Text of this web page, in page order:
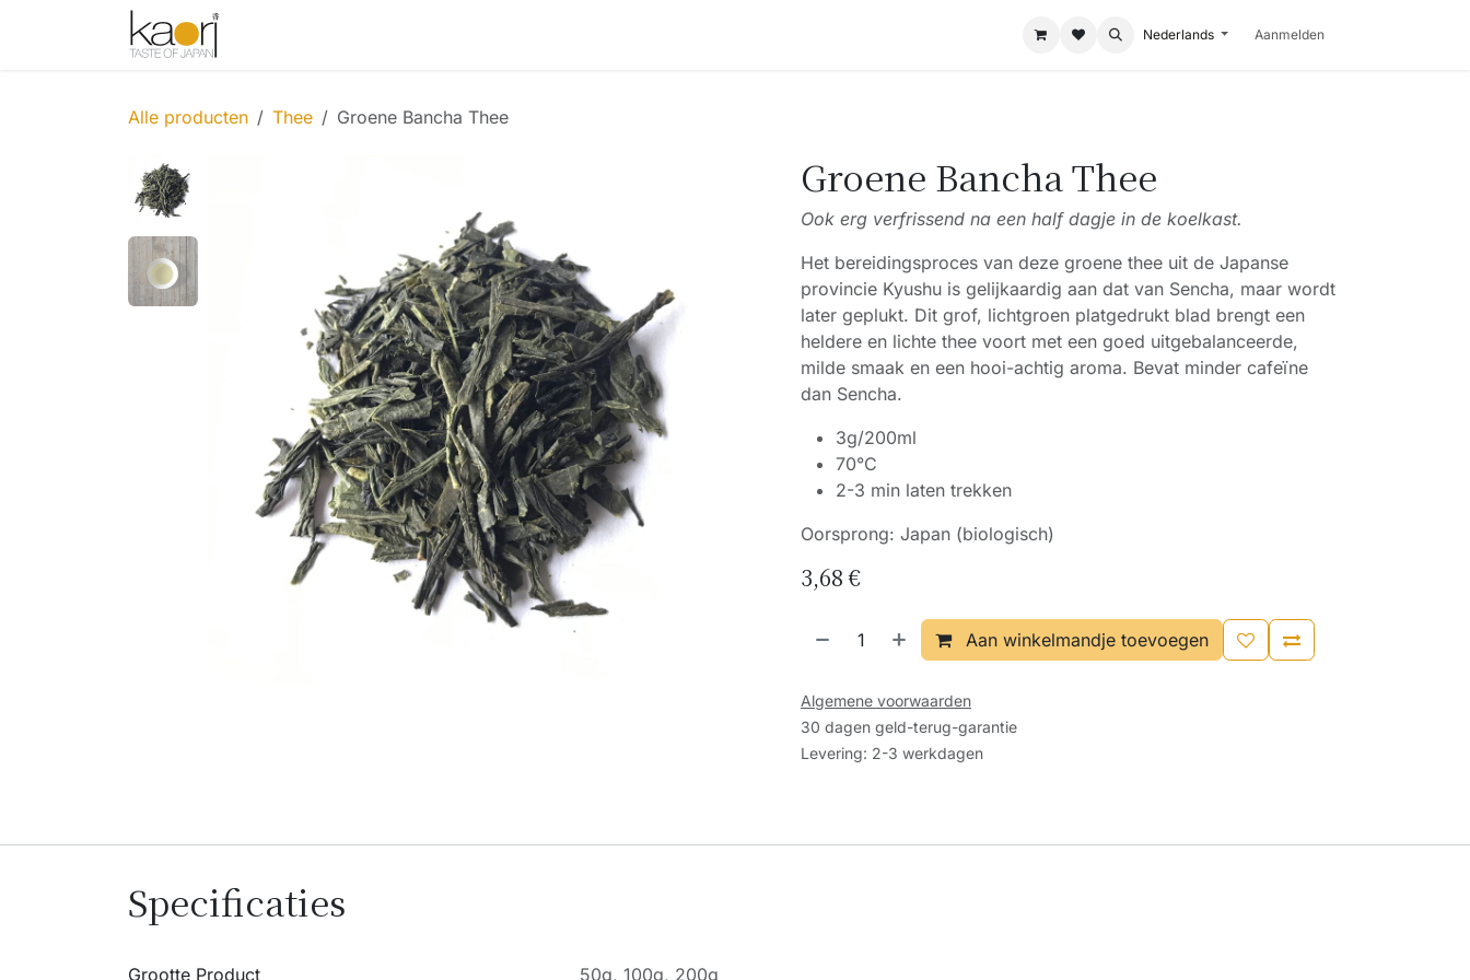
Overslaan naar inhoud
Nederlands Aanmelden
Alle producten Thee Groene Bancha Thee
Groene Bancha Thee
Ook erg verfrissend na een half dagje in de koelkast.
Het bereidingsproces van deze groene thee uit de Japanse
provincie Kyushu is gelijkaardig aan dat van Sencha, maar wordt
later geplukt. Dit grof, lichtgroen platgedrukt blad brengt een
heldere en lichte thee voort met een goed uitgebalanceerde,
milde smaak en een hooi-achtig aroma. Bevat minder cafeïne
dan Sencha.
3g/200ml
70°C
2-3 min laten trekken
Oorsprong: Japan (biologisch)
3,68€
Aan winkelmandje toevoegen
Algemene voorwaarden
30 dagen geld-terug-garantie
Levering: 2-3 werkdagen
Specificaties
Grootte Product 50g, 100g, 200g